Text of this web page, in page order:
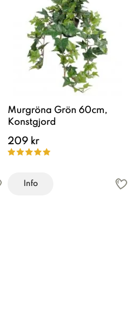
Murgröna Grön 60cm,
Konstgjord
209 kr
Info